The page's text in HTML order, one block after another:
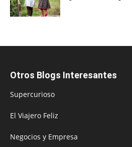
Otros Blogs Interesantes
Supercurioso
El Viajero Feliz
Negocios y Empresa